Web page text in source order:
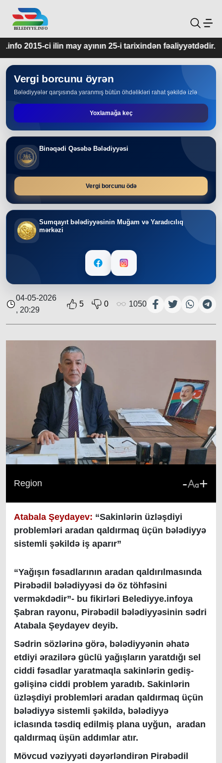
25-i tarixindən fəaliyyətdədir.
Vergi borcunu öyrən
Bələdiyyələr qarşısında yaranmış bütün öhdəlikləri rahat şəkildə izlə
Yoxlamağa keç
Binəqədi Qəsəbə Bələdiyyəsi
Vergi borcunu ödə
Sumqayıt bələdiyyəsinin Muğam və Yaradıcılıq
mərkəzi
04-05-2026
, 20:29
5 0 1050
Region - +
Atabala Şeydayev: “Sakinlərin üzləşdiyi
problemləri aradan qaldırmaq üçün bələdiyyə
sistemli şəkildə iş aparır”
“Yağışın fəsadlarının aradan qaldırılmasında
Pirəbədil bələdiyyəsi də öz töhfəsini
verməkdədir”- bu fikirləri Belediyye.infoya
Şabran rayonu, Pirəbədil bələdiyyəsinin sədri
Atabala Şeydayev deyib.
Sədrin sözlərinə görə, bələdiyyənin əhatə
etdiyi ərazilərə güclü yağışların yaratdığı sel
ciddi fəsadlar yaratmaqla sakinlərin gediş-
gəlişinə ciddi problem yaradıb. Sakinlərin
üzləşdiyi problemləri aradan qaldırmaq üçün
bələdiyyə sistemli şəkildə, bələdiyyə
iclasında təsdiq edilmiş plana uyğun, aradan
qaldırmaq üşün addımlar atır.
Mövcud vəziyyəti dəyərləndirən Pirəbədil